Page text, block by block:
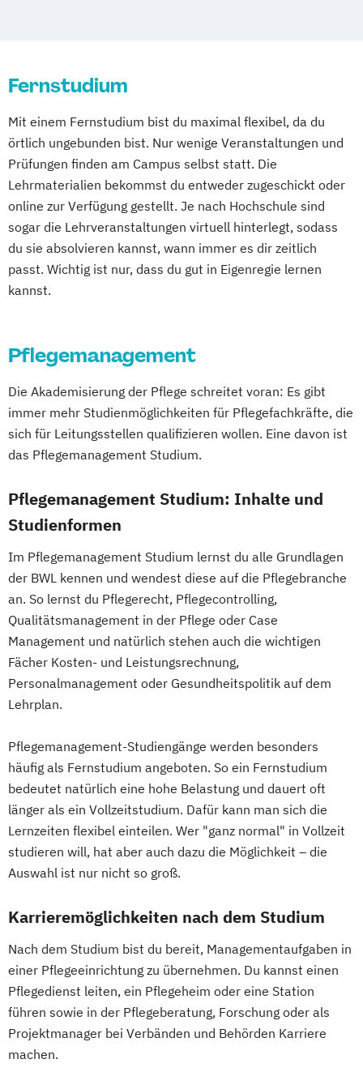
Ernährungswissenschaften
Fachübersetzen Wirtschaft
Fahrzeugtechnik
General Management
Gesundheitsmanagement
Global Management und Communication
Heilpädagogik
Informatik
International Business Communication
Logistikmanagement Marketing
Mechatronik - Robotik und Automatisierung
Medical Leadership
Management
Pflegemanagement Pflegepädagogik
Projektmanagement Psychologie
Software Engineering Soziale Arbeit
Sozialmanagement
Sportmanagement
Technische Betriebswirtschaftslehre
Technologie- und Innovationsmanagement
Wirtschaftsinformatik und IT-Management
Wirtschaftsingenieurwesen
Wirtschaftsingenieurwesen
Energiesysteme mit Erneuerbaren Energien
Wirtschaftspsychologie
Fernstudium
Mit einem Fernstudium bist du maximal flexibel, da du
örtlich ungebunden bist. Nur wenige Veranstaltungen und
Prüfungen finden am Campus selbst statt. Die
Lehrmaterialien bekommst du entweder zugeschickt oder
online zur Verfügung gestellt. Je nach Hochschule sind
sogar die Lehrveranstaltungen virtuell hinterlegt, sodass
du sie absolvieren kannst, wann immer es dir zeitlich
passt. Wichtig ist nur, dass du gut in Eigenregie lernen
kannst.
Pflegemanagement
Die Akademisierung der Pflege schreitet voran: Es gibt
immer mehr Studienmöglichkeiten für Pflegefachkräfte, die
sich für Leitungsstellen qualifizieren wollen. Eine davon ist
das Pflegemanagement Studium.
Pflegemanagement Studium: Inhalte und
Studienformen
Im Pflegemanagement Studium lernst du alle Grundlagen
der BWL kennen und wendest diese auf die Pflegebranche
an. So lernst du Pflegerecht, Pflegecontrolling,
Qualitätsmanagement in der Pflege oder Case
Management und natürlich stehen auch die wichtigen
Fächer Kosten- und Leistungsrechnung,
Personalmanagement oder Gesundheitspolitik auf dem
Lehrplan.
Pflegemanagement-Studiengänge werden besonders
häufig als Fernstudium angeboten. So ein Fernstudium
bedeutet natürlich eine hohe Belastung und dauert oft
länger als ein Vollzeitstudium. Dafür kann man sich die
Lernzeiten flexibel einteilen. Wer "ganz normal" in Vollzeit
studieren will, hat aber auch dazu die Möglichkeit – die
Auswahl ist nur nicht so groß.
Karrieremöglichkeiten nach dem Studium
Nach dem Studium bist du bereit, Managementaufgaben in
einer Pflegeeinrichtung zu übernehmen. Du kannst einen
Pflegedienst leiten, ein Pflegeheim oder eine Station
führen sowie in der Pflegeberatung, Forschung oder als
Projektmanager bei Verbänden und Behörden Karriere
machen.